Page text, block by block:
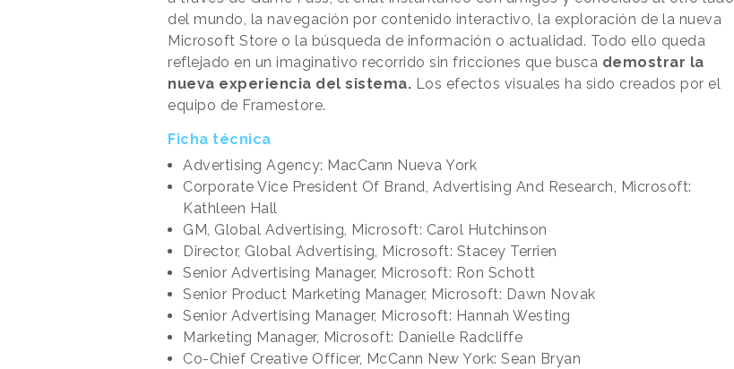
del mundo, la navegación por contenido interactivo, la exploración de la nueva
Microsoft Store o la búsqueda de información o actualidad. Todo ello queda
reflejado en un imaginativo recorrido sin fricciones que busca demostrar la
nueva experiencia del sistema. Los efectos visuales ha sido creados por el
equipo de Framestore.
Ficha técnica
Advertising Agency: MacCann Nueva York
Corporate Vice President Of Brand, Advertising And Research, Microsoft:
Kathleen Hall
GM, Global Advertising, Microsoft: Carol Hutchinson
Director, Global Advertising, Microsoft: Stacey Terrien
Senior Advertising Manager, Microsoft: Ron Schott
Senior Product Marketing Manager, Microsoft: Dawn Novak
Senior Advertising Manager, Microsoft: Hannah Westing
Marketing Manager, Microsoft: Danielle Radcliffe
Co-Chief Creative Officer, McCann New York: Sean Bryan